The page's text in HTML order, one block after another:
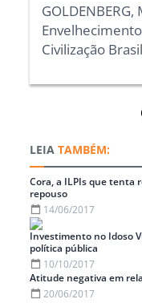
Civilização
TAMBÉM:
Cora, a ILPIs que tenta
repouso
14/06/2017
Investimento no Idoso
política pública
10/10/2017
Atitude negativa em
20/06/2017